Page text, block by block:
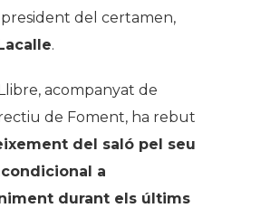
del certamen,
.
acompanyat de
de Foment, ha rebut
del saló pel seu
a
durant els últims